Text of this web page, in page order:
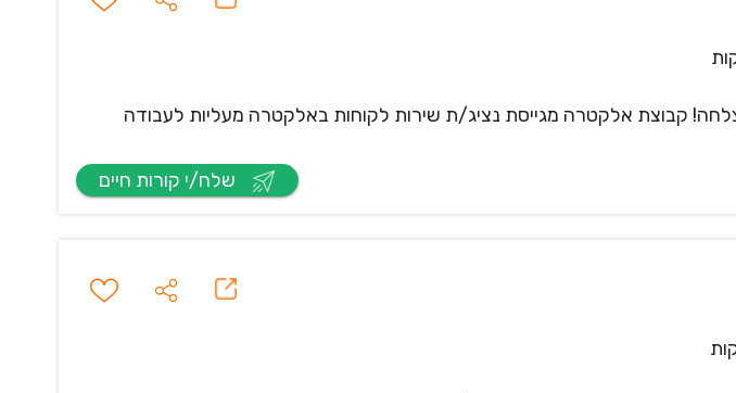
קבוצת אלקטרה מגייסת נציג/ת שירות לקוחות באלקטרה מעליות לעבודה